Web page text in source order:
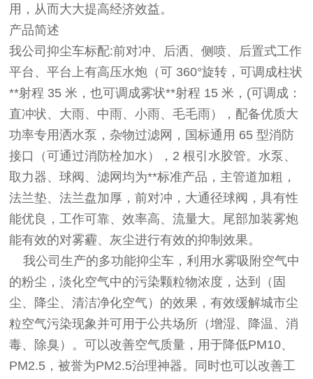
用，从而大大提高经济效益。
产品简述
我公司抑尘车标配:前对冲、后洒、侧喷、后置式工作
平台、平台上有高压水炮（可 360°旋转，可调成柱状
**射程 35 米，也可调成雾状**射程 15 米，(可调成：
直冲状、大雨、中雨、小雨、毛毛雨），配备优质大
功率专用洒水泵，杂物过滤网，国标通用 65 型消防
接口（可通过消防栓加水），2 根引水胶管。水泵、
取力器、球阀、滤网均为**标准产品，主管道加粗，
法兰垫、法兰盘加厚，前对冲，大通径球阀，具有性
能优良，工作可靠、效率高、流量大。尾部加装雾炮
能有效的对雾霾、灰尘进行有效的抑制效果。
我公司生产的多功能抑尘车，利用水雾吸附空气中
的粉尘，淡化空气中的污染颗粒物浓度，达到（固
尘、降尘、清洁净化空气）的效果，有效缓解城市尘
粒空气污染现象并可用于公共场所（增湿、降温、消
毒、除臭）。可以改善空气质量，用于降低PM10、
PM2.5，被誉为PM2.5治理神器。同时也可以改善工